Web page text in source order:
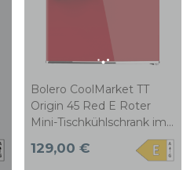
Bolero CoolMarket TT
Origin 45 Red E Roter
Mini-Tischkühlschrank im
Retro-Stil, 55 cm hoch und
44,7 cm breit mit 45 L
129,00 €